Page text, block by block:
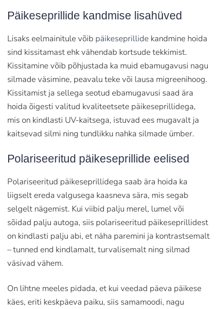
Päikeseprillide kandmise lisahüved
Lisaks eelmainitule võib päikeseprillide kandmine hoida
sind kissitamast ehk vähendab kortsude tekkimist.
Kissitamine võib põhjustada ka muid ebamugavusi nagu
silmade väsimine, peavalu teke või lausa migreenihoog.
Kissitamist ja sellega seotud ebamugavusi saad ära
hoida õigesti valitud kvaliteetsete päikeseprillidega,
mis on kindlasti UV-kaitsega, istuvad ees mugavalt ja
kaitsevad silmi ning tundlikku nahka silmade ümber.
Polariseeritud päikeseprillide eelised
Polariseeritud päikeseprillidega saab ära hoida ka
liigselt ereda valgusega kaasneva sära, mis segab
selgelt nägemist. Kui viibid palju merel, lumel või
sõidad palju autoga, siis polariseeritud päikeseprillidest
on kindlasti palju abi, et näha paremini ja kontrastsemalt
– tunned end kindlamalt, turvalisemalt ning silmad
väsivad vähem.
On lihtne meeles pidada, et kui veedad päeva päikese
käes, eriti keskpäeva paiku, siis samamoodi, nagu